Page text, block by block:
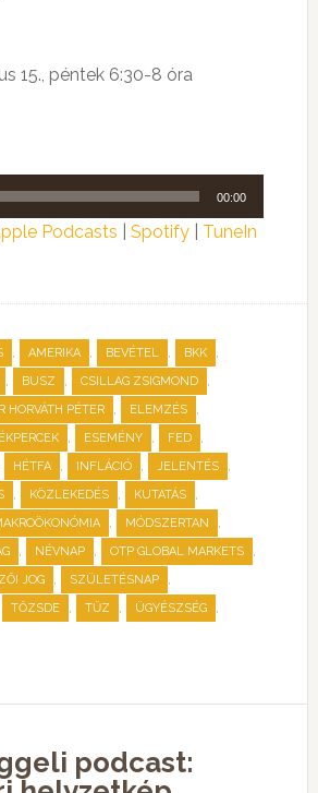
15., péntek 6:30-8 óra
00:00
Podcasts Spotify| TuneIn
, AMERIKA , BEVÉTEL , BKK ,
, BUSZ , CSILLAG ZSIGMOND ,
HORVÁTH PÉTER , ELEMZÉS ,
, ESEMÉNY , FED ,
HÉTFA , INFLÁCIÓ , JELENTÉS ,
, KÖZLEKEDÉS , KUTATÁS ,
, MÓDSZERTAN ,
, NÉVNAP , OTP GLOBAL MARKETS ,
JOG , SZÜLETÉSNAP ,
TŐZSDE , TŰZ , ÜGYÉSZSÉG ,
podcast: